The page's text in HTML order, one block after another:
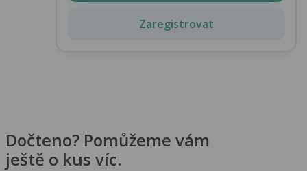
Zaregistrovat
Dočteno? Pomůžeme vám
ještě o kus víc.